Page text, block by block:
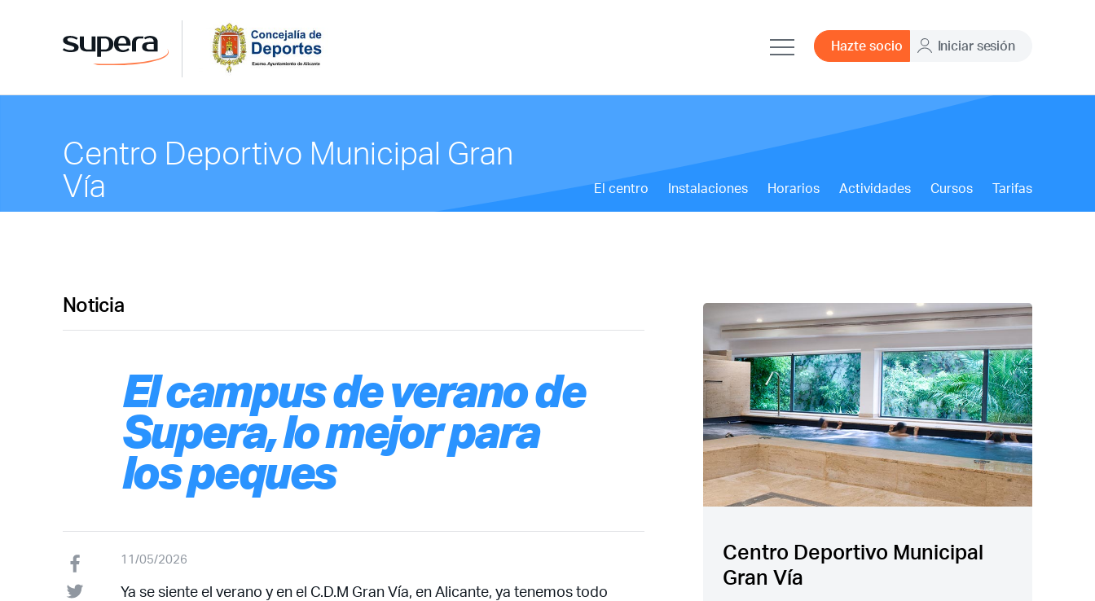
Hazte socio Iniciar sesión
Centro Deportivo Municipal Gran
Vía
El centro Instalaciones Horarios Actividades Cursos Tarifas
Noticia
El campus de verano de
Supera, lo mejor para
los peques
11/05/2026
Ya se siente el verano y en el C.D.M Gran Vía, en Alicante, ya tenemos todo
Centro Deportivo Municipal
Gran Vía